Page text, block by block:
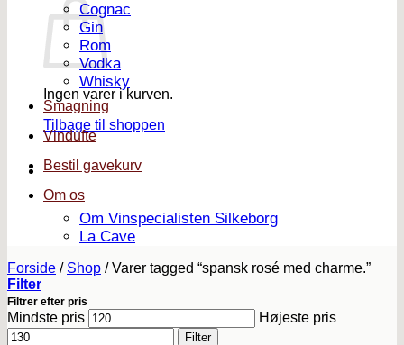
Ingen varer i kurven.
Tilbage til shoppen
Cognac
Gin
Rom
Vodka
Whisky
Smagning
Vindufte
Bestil gavekurv
Om os
Om Vinspecialisten Silkeborg
La Cave
Forside / Shop /Varer tagged “spansk rosé med charme.”
Filter
Filtrer efter pris
Mindste pris Højeste pris
Filter